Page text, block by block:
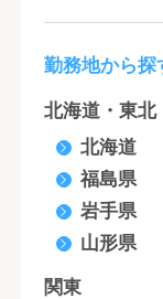
勤務地から探
北海道・東北
北海道
福島県
岩手県
山形県
関東